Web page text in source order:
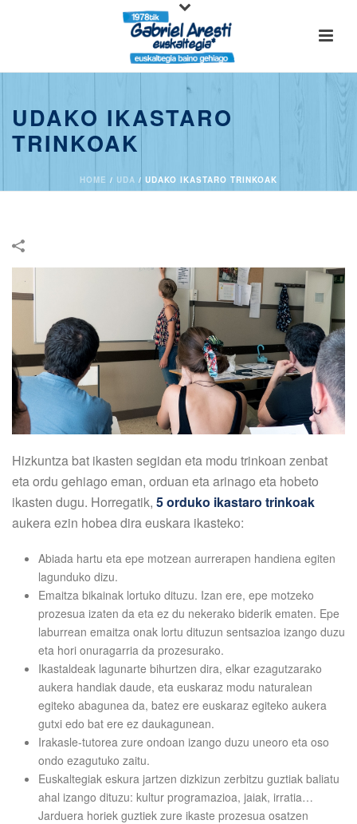
UDAKO IKASTARO
TRINKOAK
HOME / UDA / UDAKO IKASTARO TRINKOAK
Hizkuntza bat ikasten segidan eta modu trinkoan zenbat
eta ordu gehiago eman, orduan eta arinago eta hobeto
ikasten dugu. Horregatik, 5 orduko ikastaro trinkoak
aukera ezin hobea dira euskara ikasteko:
Abiada hartu eta epe motzean aurrerapen handiena egiten
lagunduko dizu.
Emaitza bikainak lortuko dituzu. Izan ere, epe motzeko
prozesua izaten da eta ez du nekerako biderik ematen. Epe
laburrean emaitza onak lortu dituzun sentsazioa izango duzu
eta hori onuragarria da prozesurako.
Ikastaldeak lagunarte bihurtzen dira, elkar ezagutzarako
aukera handiak daude, eta euskaraz modu naturalean
egiteko abagunea da, batez ere euskaraz egiteko aukera
gutxi edo bat ere ez daukagunean.
Irakasle-tutorea zure ondoan izango duzu uneoro eta oso
ondo ezagutuko zaitu.
Euskaltegiak eskura jartzen dizkizun zerbitzu guztiak baliatu
ahal izango dituzu: kultur programazioa, jaiak, irratia…
Jarduera horiek guztiek zure ikaste prozesua osatzen